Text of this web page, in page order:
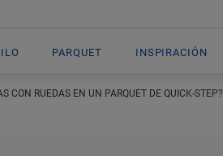
PARQUET INSPIRACIÓN
CON RUEDAS EN UN PARQUET DE QUICK-STEP?